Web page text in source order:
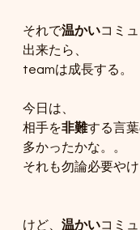
それで温かいコミ
出来たら、
teamは成長する。
今日は、
相手を非難する言
多かったかな。。
それも勿論必要やけ
けど、 温かいコミ